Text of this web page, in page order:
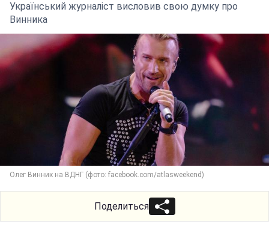
Український журналіст висловив свою думку про
Винника
Олег Винник на ВДНГ (фото: facebook.com/atlasweekend)
Поделиться